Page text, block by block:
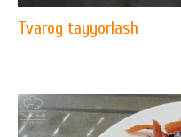
Tvarog tayyorlash